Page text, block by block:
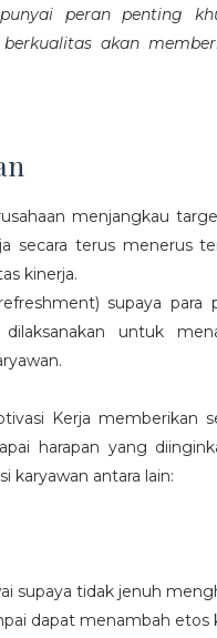
peran penting
akan
menjangkau
secara terus menerus
kinerja.
supaya
untuk
Kerja memberikan
harapan yang
karyawan antara lain:
tidak jenuh
dapat menambah etos